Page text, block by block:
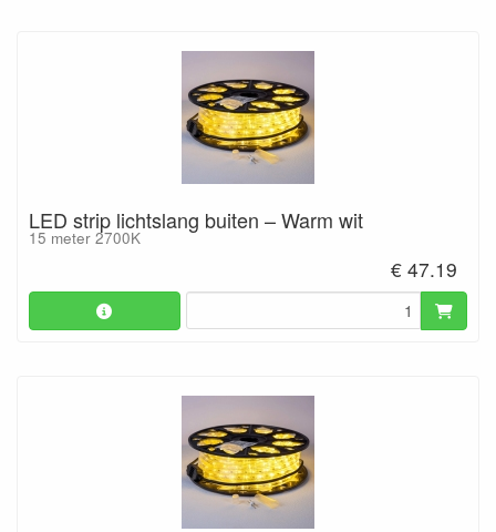
LED strip lichtslang buiten – Warm wit
15 meter 2700K
€ 47.19